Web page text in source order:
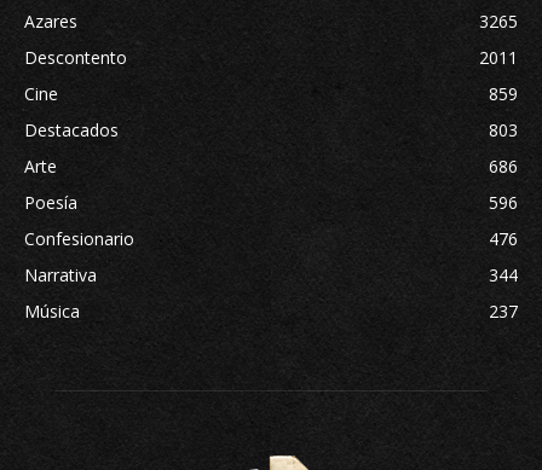
Azares
3265
Descontento
2011
Cine
859
Destacados
803
Arte
686
Poesía
596
Confesionario
476
Narrativa
344
Música
237